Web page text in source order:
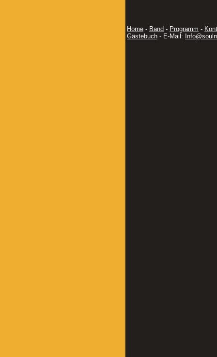
Home - Band - Programm -
Gästebuch - E-Mail: